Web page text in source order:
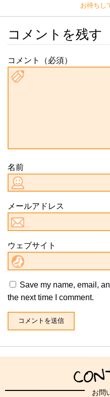
お待ちし
コメントを残す
コメント（必須）
名前
メールアドレス
ウェブサイト
Save my name, email,
the next time I comment.
お問